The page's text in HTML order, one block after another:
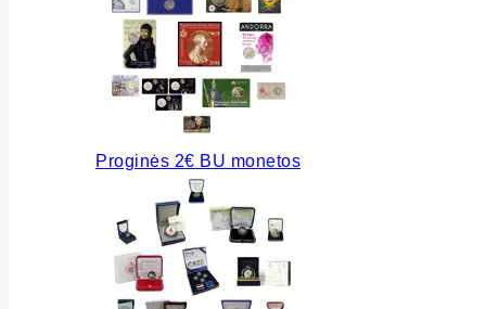
Proginės 2€ BU monetos